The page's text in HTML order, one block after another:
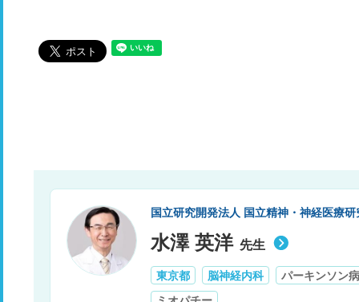
国立研究開発法人 国立精神・神経医療
水澤 英洋 先生
東京都 脳神経内科
パーキンソン病